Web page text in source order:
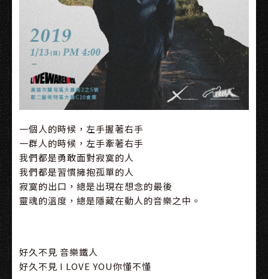
一個人的時候，左手握著右手
一群人的時候，左手牽著右手
我們都是勇敢面對寂寞的人
我們都是習慣擁抱孤單的人
寂寞的出口，總是出現在想念的最後
靈魂的溫度，總是隱藏在動人的音樂之中。
好久不見 音樂鐵人
好久不見 I LOVE YOU你懂不懂